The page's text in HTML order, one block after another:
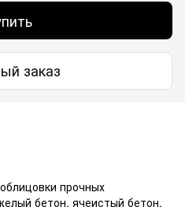
заказ
прочных
бетон, ячеистый бетон,